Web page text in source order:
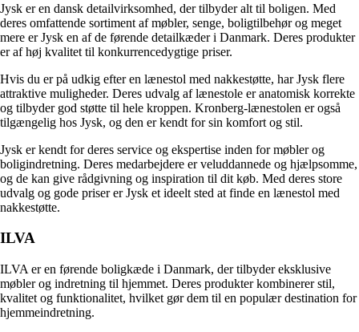
Jysk er en dansk detailvirksomhed, der tilbyder alt til boligen. Med
deres omfattende sortiment af møbler, senge, boligtilbehør og meget
mere er Jysk en af de førende detailkæder i Danmark. Deres produkter
er af høj kvalitet til konkurrencedygtige priser.
Hvis du er på udkig efter en lænestol med nakkestøtte, har Jysk flere
attraktive muligheder. Deres udvalg af lænestole er anatomisk korrekte
og tilbyder god støtte til hele kroppen. Kronberg-lænestolen er også
tilgængelig hos Jysk, og den er kendt for sin komfort og stil.
Jysk er kendt for deres service og ekspertise inden for møbler og
boligindretning. Deres medarbejdere er veluddannede og hjælpsomme,
og de kan give rådgivning og inspiration til dit køb. Med deres store
udvalg og gode priser er Jysk et ideelt sted at finde en lænestol med
nakkestøtte.
ILVA
ILVA er en førende boligkæde i Danmark, der tilbyder eksklusive
møbler og indretning til hjemmet. Deres produkter kombinerer stil,
kvalitet og funktionalitet, hvilket gør dem til en populær destination for
hjemmeindretning.